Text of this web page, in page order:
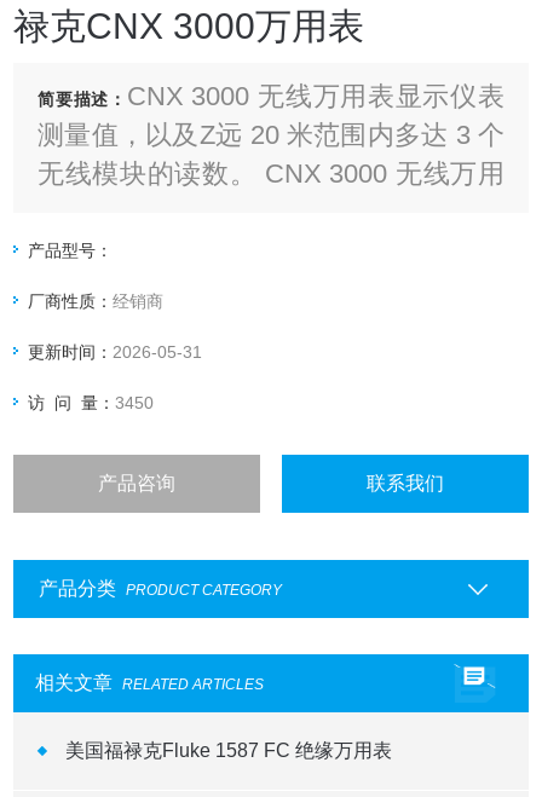
禄克CNX 3000万用表
简要描述： CNX 3000 无线万用表显示仪表
测量值，以及Z远 20 米范围内多达 3 个
无线模块的读数。 CNX 3000 无线万用
信息CNX 3000 无线万用表是福禄克无
线产品系列的主要产品。
产品型号：
厂商性质：经销商
更新时间： 2026-05-31
访 问 量：3450
产品咨询 联系我们
产品分类 PRODUCT CATEGORY
相关文章 RELATED ARTICLES
美国福禄克Fluke 1587 FC 绝缘万用表